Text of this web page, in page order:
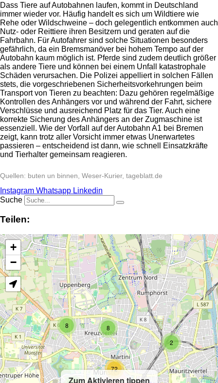
Dass Tiere auf Autobahnen laufen, kommt in Deutschland
immer wieder vor. Häufig handelt es sich um Wildtiere wie
Rehe oder Wildschweine – doch gelegentlich entkommen auch
Nutz- oder Reittiere ihren Besitzern und geraten auf die
Fahrbahn. Für Autofahrer sind solche Situationen besonders
gefährlich, da ein Bremsmanöver bei hohem Tempo auf der
Autobahn kaum möglich ist. Pferde sind zudem deutlich größer
als andere Tiere und können bei einem Unfall katastrophale
Schäden verursachen. Die Polizei appelliert in solchen Fällen
stets, die vorgeschriebenen Sicherheitsvorkehrungen beim
Transport von Tieren zu beachten: Dazu gehören regelmäßige
Kontrollen des Anhängers vor und während der Fahrt, sichere
Verschlüsse und ausreichend Platz für das Tier. Auch eine
korrekte Sicherung des Anhängers an der Zugmaschine ist
essenziell. Wie der Vorfall auf der Autobahn A1 bei Bremen
zeigt, kann trotz aller Vorsicht immer etwas Unerwartetes
passieren – entscheidend ist dann, wie schnell Einsatzkräfte
und Tierhalter gemeinsam reagieren.
Quellen: buten un binnen, Weser-Kurier, tageblatt.de
Instagram Whatsapp Linkedin
Suche
Teilen:
Zum Aktivieren tippen
2
8 8
72
+
−